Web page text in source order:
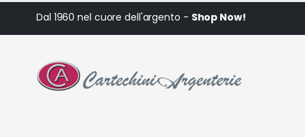
Dal 1960 nel cuore dell'argento - Shop Now!